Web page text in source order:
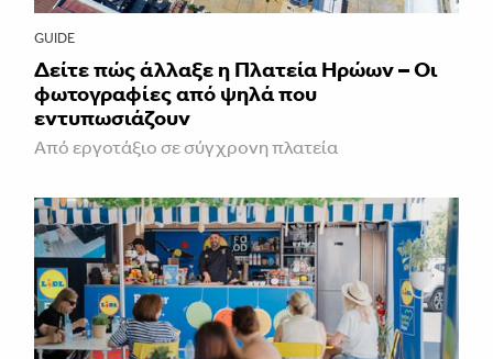
GUIDE
Δείτε πώς άλλαξε η Πλατεία Ηρώων – Οι
φωτογραφίες από ψηλά που
εντυπωσιάζουν
Από εργοτάξιο σε σύγχρονη πλατεία